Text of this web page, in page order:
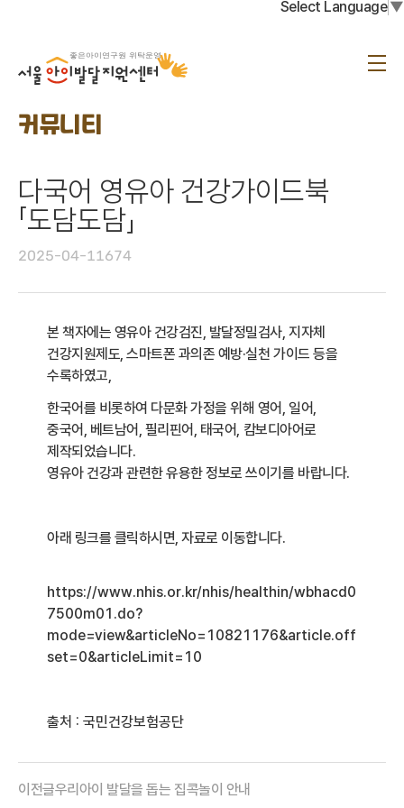
Select Language▼
아
달
지
메
커뮤니티
다국어 영유아 건강가이드북
「도담도담」
2025-04-11674
본 책자에는 영유아 건강검진, 발달정밀검사,지자체
건강지원제도,스마트폰 과의존 예방·실천 가이드 등을
수록하였고,
한국어를 비롯하여 다문화 가정을 위해 영어 ,일어,
중국어 , 베트남어 , 필리핀어 , 태국어, 캄보디아어로
제작되었습니다.
영유아 건강과 관련한 유용한 정보로 쓰이기를 바랍니다.
아래 링크를 클릭하시면, 자료로 이동합니다.
https://www.nhis.or.kr/nhis/healthin/wbhacd0
7500m01.do?
mode=view&articleNo=10821176&article.off
set=0&articleLimit=10
출처 : 국민건강보험공단
이전글우리아이 발달을 돕는 집콕놀이 안내